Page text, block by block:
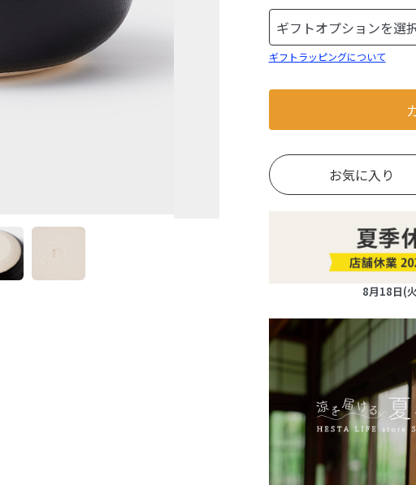
ギフトラッピングについて
お気に入り
8月18日(